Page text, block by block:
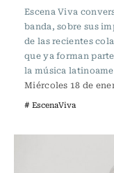
Escena Viva
banda, sobre sus
de las recientes
que ya forman
la música
Miércoles 18 de
# EscenaViva